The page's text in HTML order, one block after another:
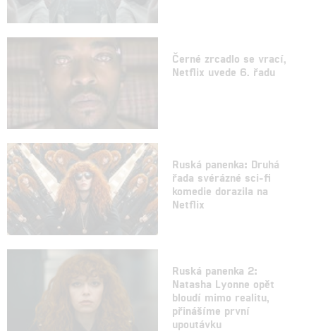
Černé zrcadlo se vrací,
Netflix uvede 6. řadu
Ruská panenka: Druhá
řada svérázné sci-fi
komedie dorazila na
Netflix
Ruská panenka 2:
Natasha Lyonne opět
bloudí mimo realitu,
přinášíme první
upoutávku